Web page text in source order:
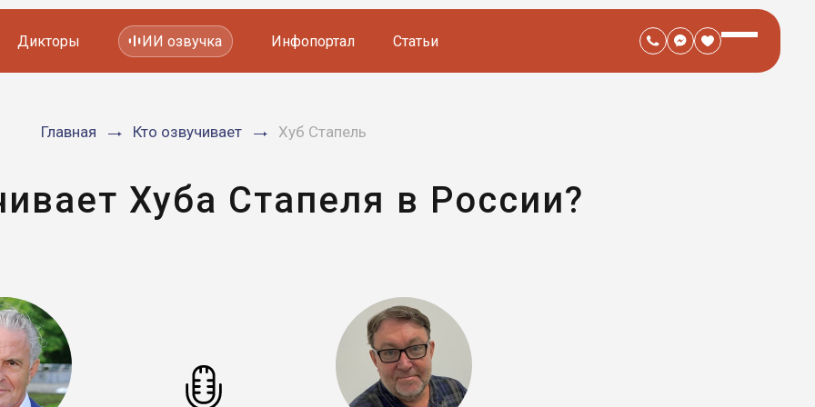
Мультфильмов
Дикторы ИИ озвучка Инфопортал Статьи
Главная Кто озвучивает Хуб Стапель
Хуба Стапеля в России?